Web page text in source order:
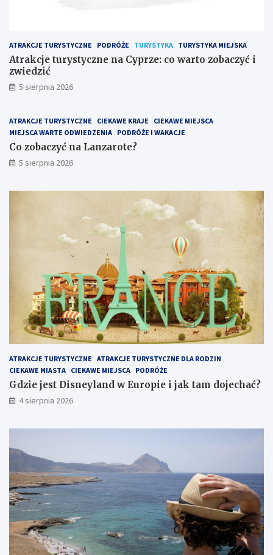
ATRAKCJE TURYSTYCZNE PODRÓŻE TURYSTYKA TURYSTYKA MIEJSKA
Atrakcje turystyczne na Cyprze: co warto zobaczyć i
zwiedzić
5 sierpnia 2026
ATRAKCJE TURYSTYCZNE CIEKAWE KRAJE
CIEKAWE MIEJSCA
MIEJSCA WARTE ODWIEDZENIA PODRÓŻE I WAKACJE
Co zobaczyć na Lanzarote?
5 sierpnia 2026
ATRAKCJE TURYSTYCZNE ATRAKCJE TURYSTYCZNE DLA RODZIN
CIEKAWE MIASTA CIEKAWE MIEJSCA PODRÓŻE
Gdzie jest Disneyland w Europie i jak tam dojechać?
4 sierpnia 2026